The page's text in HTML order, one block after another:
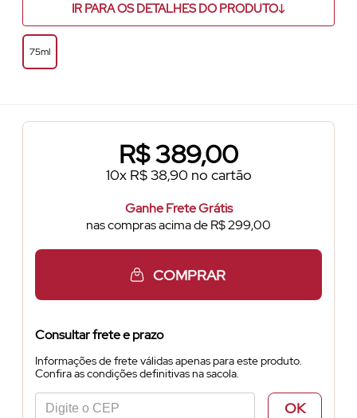
IR PARA OS DETALHES DO PRODUTO
75ml
R$389,00
10x R$ 38,90 no cartão
Ganhe Frete Grátis
nas compras acima de R$ 299,00
COMPRAR
Consultar frete e prazo
Informações de frete válidas apenas para este produto.
Confira as condições definitivas na sacola.
OK